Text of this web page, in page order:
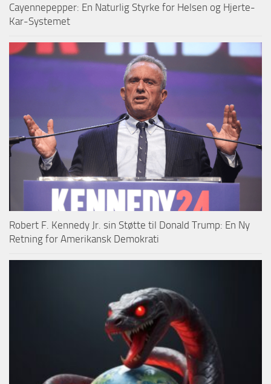
Cayennepepper: En Naturlig Styrke for Helsen og Hjerte-
Kar-Systemet
Robert F. Kennedy Jr. sin Støtte til Donald Trump: En Ny
Retning for Amerikansk Demokrati